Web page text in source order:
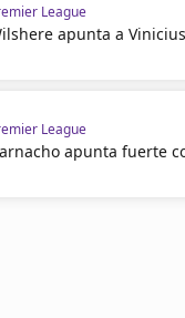
League
apunta a
League
apunta fuerte